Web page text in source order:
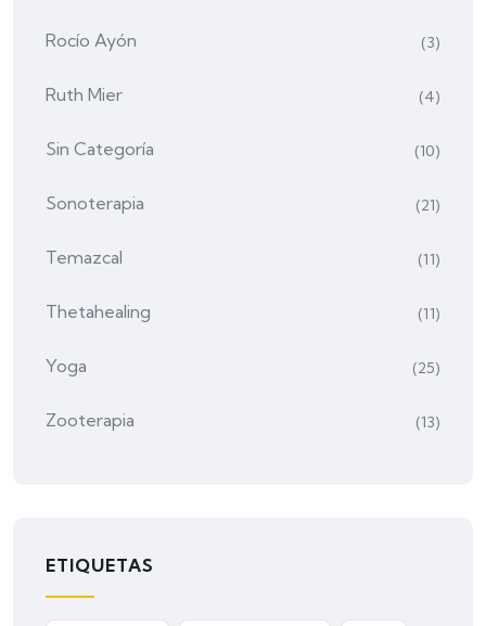
Rocío Ayón (3)
Ruth Mier (4)
Sin Categoría (10)
Sonoterapia (21)
Temazcal (11)
Thetahealing (11)
Yoga (25)
Zooterapia (13)
ETIQUETAS